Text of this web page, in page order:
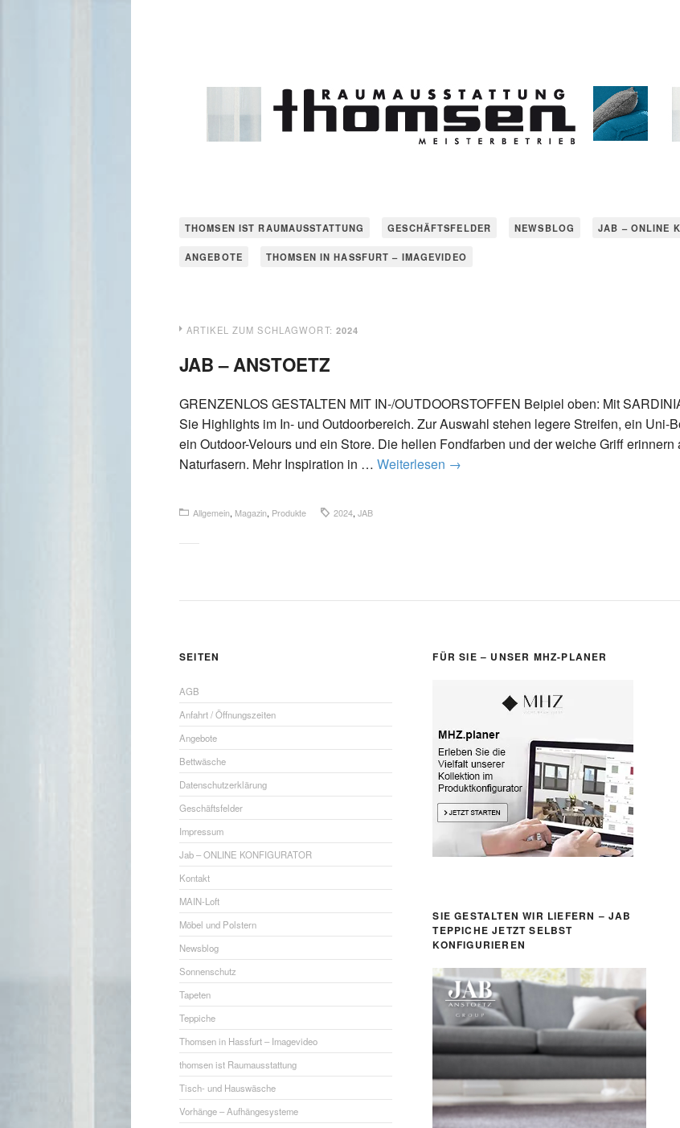
THOMSEN IST RAUMAUSSTATTUNG GESCHÄFTSFELDER NEWSBLOG JAB – ONLINE
ANGEBOTE THOMSEN IN HASSFURT – IMAGEVIDEO
ARTIKEL ZUM SCHLAGWORT: 2024
JAB – ANSTOETZ
GRENZENLOS GESTALTEN MIT IN-/OUTDOORSTOFFEN Beipiel oben: Mit
Sie Highlights im In- und Outdoorbereich. Zur Auswahl stehen legere Streifen, ein Uni-
ein Outdoor-Velours und ein Store. Die hellen Fondfarben und der weiche Griff erinnern
Naturfasern. Mehr Inspiration in … Weiterlesen →
Allgemein, Magazin, Produkte 2024, JAB
SEITEN
AGB
Anfahrt / Öffnungszeiten
Angebote
Bettwäsche
Datenschutzerklärung
Geschäftsfelder
Impressum
Jab – ONLINE KONFIGURATOR
Kontakt
MAIN-Loft
Möbel und Polstern
Newsblog
Sonnenschutz
Tapeten
Teppiche
Thomsen in Hassfurt – Imagevideo
thomsen ist Raumausstattung
Tisch- und Hauswäsche
Vorhänge – Aufhängesysteme
FÜR SIE – UNSER MHZ-PLANER
SIE GESTALTEN WIR LIEFERN – JAB
TEPPICHE JETZT SELBST
KONFIGURIEREN